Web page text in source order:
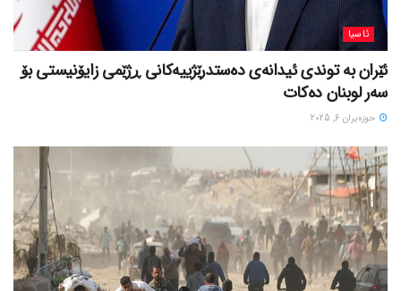
ئاسیا
ئێران بە توندی ئیدانەی دەستدرێژییەکانی ڕژێمی زایۆنیستی بۆ
سەر لوبنان دەکات
حوزه‌یران 6, 2025